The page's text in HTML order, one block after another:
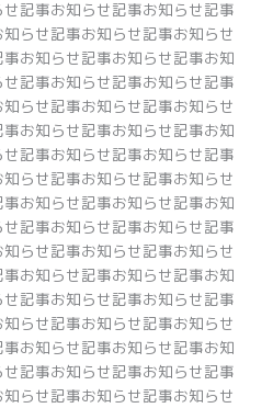
記事お知らせ記事お知らせ記事
らせ記事お知らせ記事お知らせ
お知らせ記事お知らせ記事お知
記事お知らせ記事お知らせ記事
らせ記事お知らせ記事お知らせ
お知らせ記事お知らせ記事お知
記事お知らせ記事お知らせ記事
らせ記事お知らせ記事お知らせ
お知らせ記事お知らせ記事お知
記事お知らせ記事お知らせ記事
らせ記事お知らせ記事お知らせ
お知らせ記事お知らせ記事お知
記事お知らせ記事お知らせ記事
らせ記事お知らせ記事お知らせ
お知らせ記事お知らせ記事お知
記事お知らせ記事お知らせ記事
らせ記事お知らせ記事お知らせ